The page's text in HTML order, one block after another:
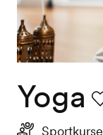
Yoga
Sportkurse